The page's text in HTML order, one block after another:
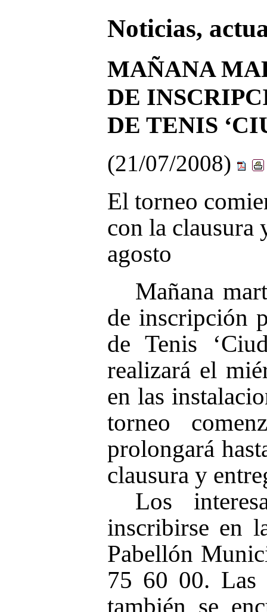
Noticias,
MAÑANA
DE
DE TENIS
(21/07/2008)
El torneo
con la clausura
agosto
Mañana
de inscripción
de Tenis
realizará el
en las
torneo
prolongará
clausura y
Los
inscribirse en
Pabellón
75 60 00. Las
también se